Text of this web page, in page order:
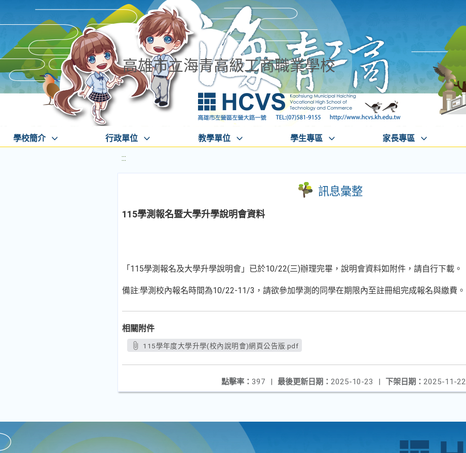
高雄市立海青高級工商職業學校
學校簡介 行政單位 教學單位 學生專區 家長專區
:::
訊息彙整
115學測報名暨大學升學說明會資料
「115學測報名及大學升學說明會」已於10/22(三)辦理完畢，說明會資料如附件，請自行下載。
備註:學測校內報名時間為10/22-11/3，請欲參加學測的同學在期限內至註冊組完成報名與繳費。
相關附件
115學年度大學升學(校內說明會)網頁公告版.pdf
下架日期： 2025-11-22
最後更新日期： 2025-10-23 |
點擊率： 397 |